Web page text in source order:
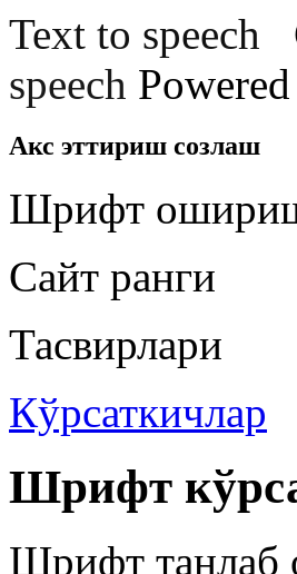
Text to speech
speech
Акс эттириш созлаш
Шрифт
Сайт ранги
Тасвирлари
Кўрсаткичлар
Шрифт
Шрифт танлаб